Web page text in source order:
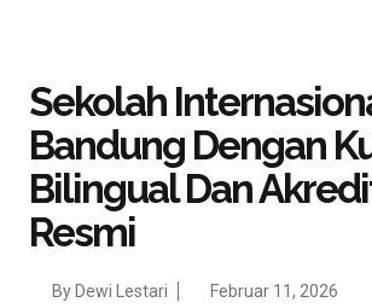
Sekolah
Bandung Dengan
Bilingual Dan
Resmi
By Dewi Lestari Februar 11, 2026